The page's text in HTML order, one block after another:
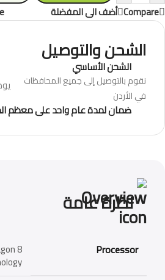
Compare أضف الى المفضلة
الشحن والتوصيل
الشحن الأساسي
نقوم بالتوصيل إلى جميع المحافظات
في الأردن
ضمان لمدة عام واحد على معظم
نظرة عامة
Processor
8